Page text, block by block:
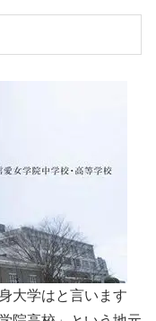
大学はと言います